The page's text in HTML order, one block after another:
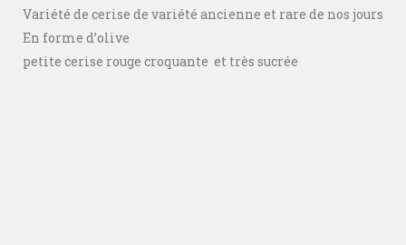
Variété de cerise de variété ancienne et rare de nos jours
En forme d’olive
petite cerise rouge croquante et très sucrée